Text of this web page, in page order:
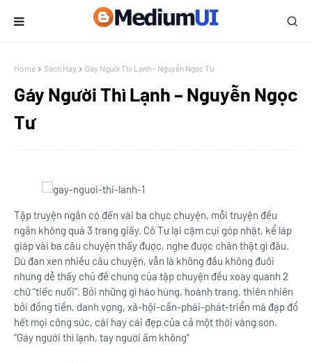
Home Sách Hay Gáy Người Thì Lạnh – Nguyễn Ngọc Tư
Gáy Người Thì Lạnh – Nguyễn Ngọc
Tư
Tập truyện ngắn có đến vài ba chục chuyện, mỗi truyện đều
ngắn không quá 3 trang giấy. Cô Tư lại cặm cụi góp nhặt, kể láp
giáp vài ba câu chuyện thấy được, nghe được chân thật gì đâu.
Dù đan xen nhiều câu chuyện, vẫn là không đầu không đuôi
nhưng dễ thấy chủ đề chung của tập chuyện đều xoay quanh 2
chữ “tiếc nuối”. Bởi những gì hào hùng, hoành trang, thiên nhiên
bởi đồng tiền, danh vọng, xã-hội-cần-phái-phát-triển mà đạp đổ
hết mọi công sức, cái hay cái đẹp của cả một thời vàng son.
“Gáy người thì lạnh, tay người ấm không”